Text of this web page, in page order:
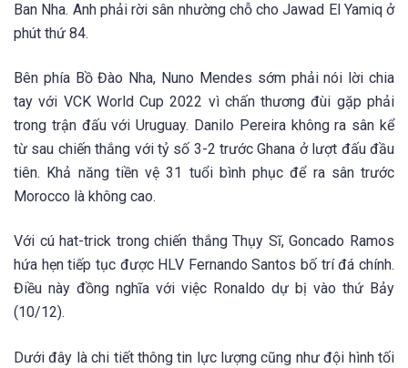
Ban Nha. Anh phải rời sân nhường chỗ cho Jawad El Yamiq ở
phút thứ 84.
Bên phía Bồ Đào Nha, Nuno Mendes sớm phải nói lời chia
tay với VCK World Cup 2022 vì chấn thương đùi gặp phải
trong trận đấu với Uruguay. Danilo Pereira không ra sân kể
từ sau chiến thắng với tỷ số 3-2 trước Ghana ở lượt đấu đầu
tiên. Khả năng tiền vệ 31 tuổi bình phục để ra sân trước
Morocco là không cao.
Với cú hat-trick trong chiến thắng Thụy Sĩ, Goncado Ramos
hứa hẹn tiếp tục được HLV Fernando Santos bố trí đá chính.
Điều này đồng nghĩa với việc Ronaldo dự bị vào thứ Bảy
(10/12).
Dưới đây là chi tiết thông tin lực lượng cũng như đội hình tối